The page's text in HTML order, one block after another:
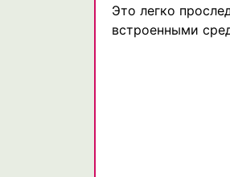
Это легко
встроенными